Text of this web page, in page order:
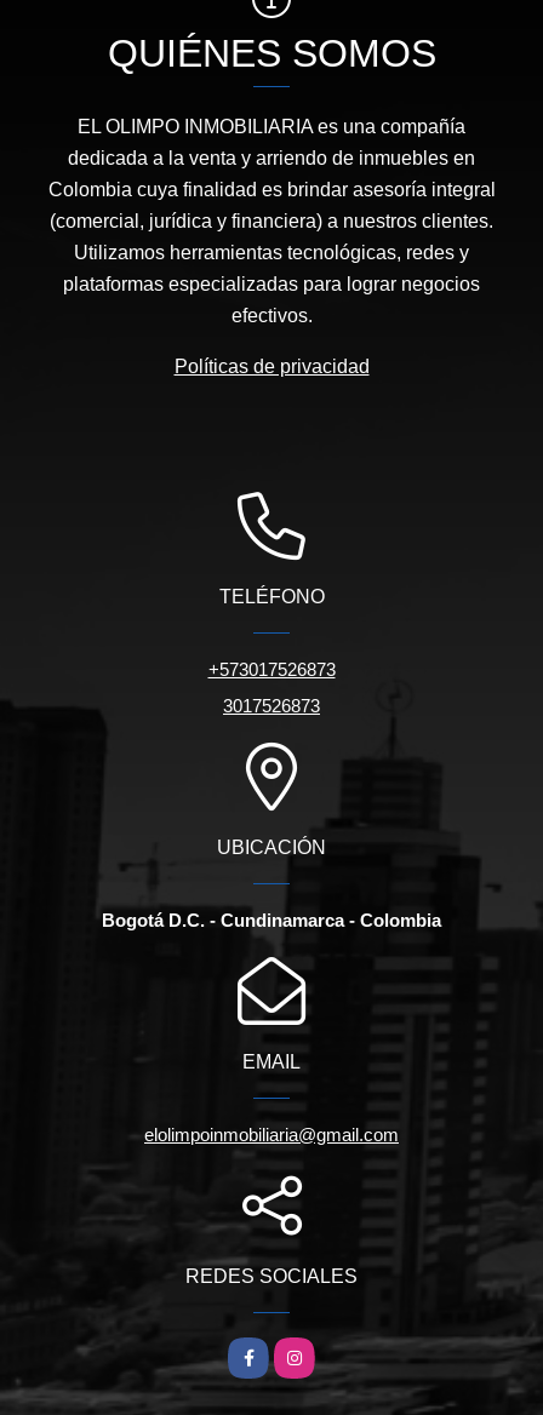
QUIÉNES SOMOS
EL OLIMPO INMOBILIARIA es una compañía
dedicada a la venta y arriendo de inmuebles en
Colombia cuya finalidad es brindar asesoría integral
(comercial, jurídica y financiera) a nuestros clientes.
Utilizamos herramientas tecnológicas, redes y
plataformas especializadas para lograr negocios
efectivos.
Políticas de privacidad
TELÉFONO
+573017526873
3017526873
UBICACIÓN
Bogotá D.C. - Cundinamarca - Colombia
EMAIL
elolimpoinmobiliaria@gmail.com
REDES SOCIALES
FacebookInstagram